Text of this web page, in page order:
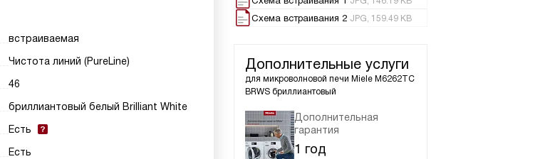
Схема встраивания 2 JPG, 159.49 KB
Дополнительные услуги
для микроволновой печи Miele M6262TC
BRWS бриллиантовый
Дополнительная
гарантия
1 год
встраиваемая
Чистота линий (PureLine)
46
бриллиантовый белый Brilliant White
Есть
Есть